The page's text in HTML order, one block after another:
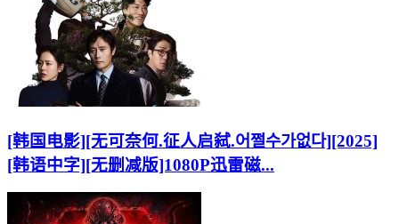
[韩国电影][无可奈何.征人启弑.어쩔수가없다][2025]
[韩语中字][无删减版]1080P迅雷磁...